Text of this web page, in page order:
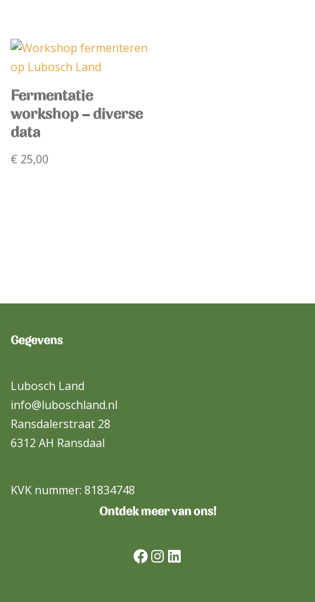
Fermentatie
workshop – diverse
data
€ 25,00
Gegevens
Lubosch Land
info@luboschland.nl
Ransdalerstraat 28
6312 AH Ransdaal
KVK nummer: 81834748
Ontdek meer van ons!